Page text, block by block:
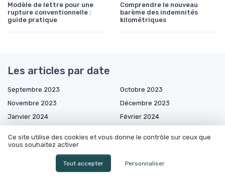
Modèle de lettre pour une
rupture conventionnelle :
guide pratique
Comprendre le nouveau
barème des indemnités
kilométriques
Les articles par date
Septembre 2023
Octobre 2023
Novembre 2023
Décembre 2023
Janvier 2024
Février 2024
Juillet 2024
Septembre 2024
Décembre 2024
Ce site utilise des cookies et vous donne le contrôle sur ceux que
vous souhaitez activer
Tout accepter Personnaliser